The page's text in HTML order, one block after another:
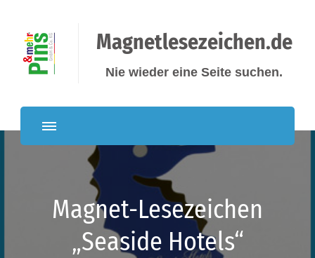
Magnetlesezeichen.de
Nie wieder eine Seite suchen.
Magnet-Lesezeichen
„Seaside Hotels“